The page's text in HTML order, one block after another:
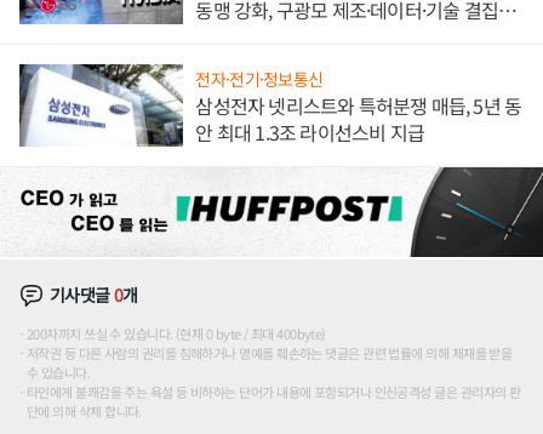
동맹 강화, 구광모 제조·데이터·기술 결집
전자·전기·정보통신
삼성전자 넷리스트와 특허분쟁 매듭, 5년 동
안 최대 1.3조 라이선스비 지급
기사댓글0개
200자까지 쓰실 수 있습니다. (현재 0 byte / 최대 400byte)
저작권 등 다른 사람의 권리를 침해하거나 명예를 훼손하는 댓글은 관련 법률에 의해 제재를 받을
수 있습니다.
타인에게 불쾌감을 주는 욕설 등 비하하는 단어가 내용에 포함되거나 인신공격성 글은 관리자의 판
단에 의해 삭제 합니다.